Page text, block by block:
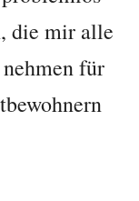
die mir alle
für